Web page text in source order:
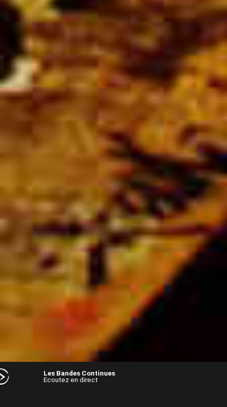
Les Bandes Continues
Ecoutez en direct